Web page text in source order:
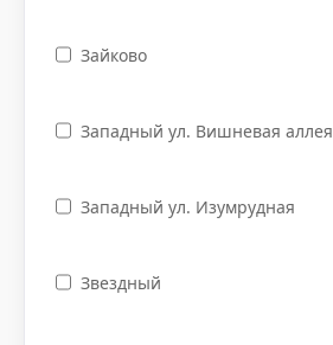
Зайково
Западный ул. Вишневая аллея
Западный ул. Изумрудная
Звездный